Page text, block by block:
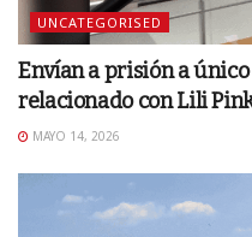
UNCATEGORISED
Envían a prisión a
relacionado con Lili
MAYO 14, 2026